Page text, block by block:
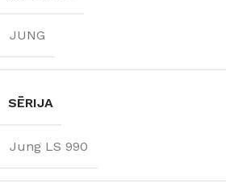
JUNG
SĒRIJA
Jung LS 990